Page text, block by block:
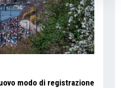
modo di registrazione